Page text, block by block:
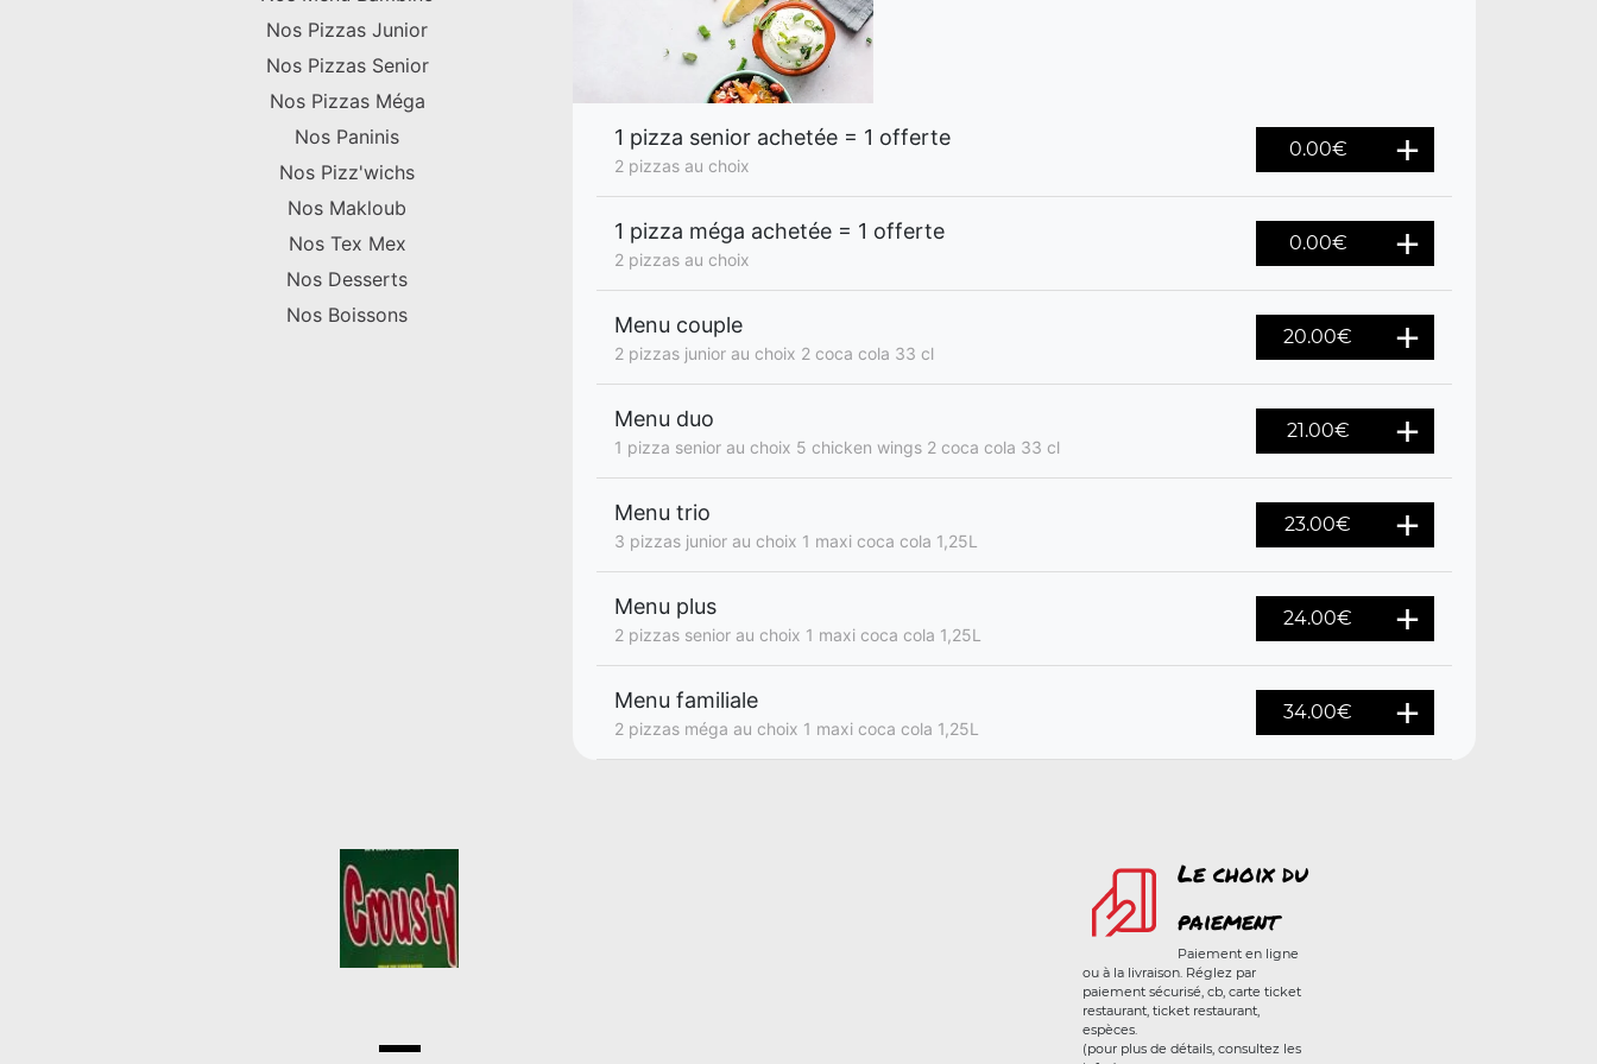
Nos Pizzas Junior
Nos Pizzas Senior
Nos Pizzas Méga
Nos Paninis
Nos Pizz'wichs
Nos Makloub
Nos Tex Mex
Nos Desserts
Nos Boissons
1 pizza senior achetée = 1 offerte
2 pizzas au choix
0.00€
1 pizza méga achetée = 1 offerte
2 pizzas au choix
0.00€
Menu couple
2 pizzas junior au choix 2 coca cola 33 cl
20.00€
Menu duo
1 pizza senior au choix 5 chicken wings 2 coca cola 33 cl
21.00€
Menu trio
3 pizzas junior au choix 1 maxi coca cola 1,25L
23.00€
Menu plus
2 pizzas senior au choix 1 maxi coca cola 1,25L
24.00€
Menu familiale
2 pizzas méga au choix 1 maxi coca cola 1,25L
34.00€
Le choix du
paiement
Paiement en ligne
ou à la livraison. Réglez par
paiement sécurisé, cb, carte ticket
restaurant, ticket restaurant,
espèces.
(pour plus de détails, consultez les